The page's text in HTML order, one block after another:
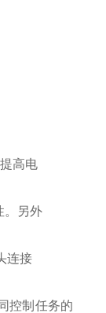
高电
。另外
连接
控制任务的